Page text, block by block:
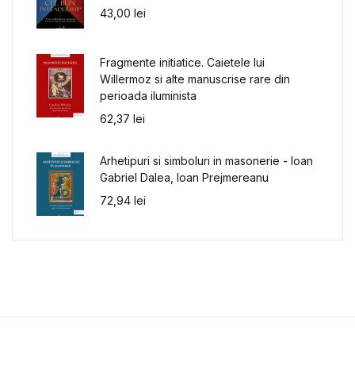
43,00 lei
Fragmente initiatice. Caietele lui
Willermoz si alte manuscrise rare din
perioada iluminista
62,37 lei
Arhetipuri si simboluri in masonerie - Ioan
Gabriel Dalea, Ioan Prejmereanu
72,94 lei